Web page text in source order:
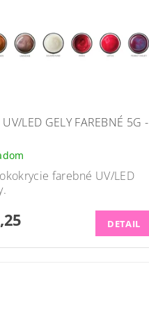
LED GELY FAREBNÉ 5G -
farebné UV/LED
DETAIL